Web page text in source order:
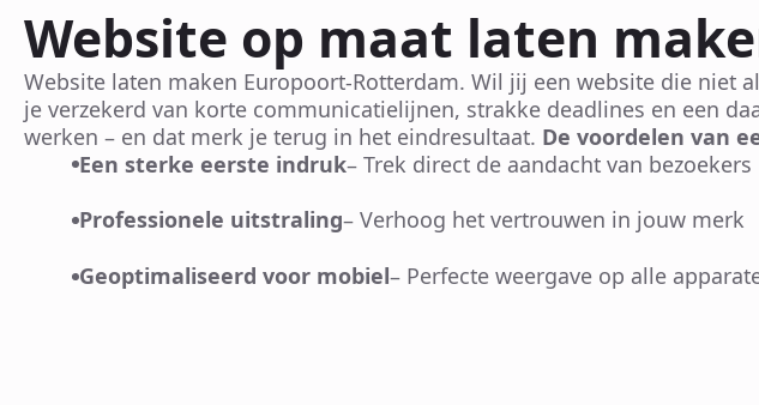
Website op maat laten
Website laten maken Europoort-Rotterdam. Wil jij een website die niet
je verzekerd van korte communicatielijnen, strakke deadlines en een
werken – en dat merk je terug in het eindresultaat. De voordelen van
Een sterke eerste indruk– Trek direct de aandacht van bezoekers
Professionele uitstraling– Verhoog het vertrouwen in jouw merk
Geoptimaliseerd voor mobiel– Perfecte weergave op alle